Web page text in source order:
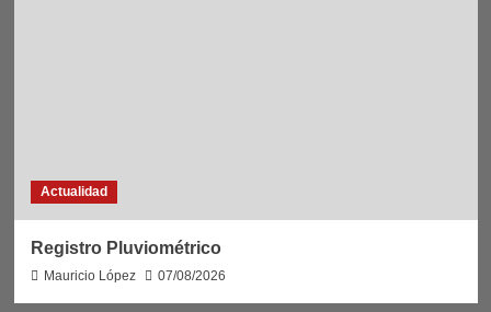
Actualidad
Registro Pluviométrico
Mauricio López 07/08/2026